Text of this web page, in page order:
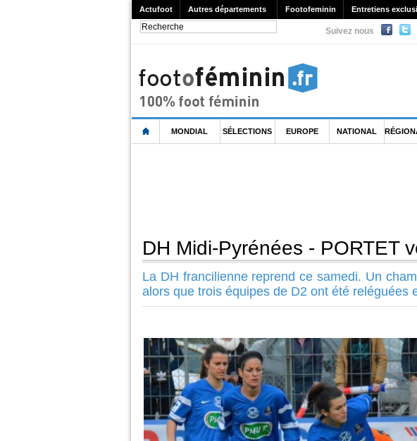
Actufoot Autres départements Footofeminin Entretiens
Suivez nous
MONDIAL SÉLECTIONS EUROPE NATIONAL
DH Midi-Pyrénées - PORTET
La DH francilienne reprend ce samedi. Un
alors que trois équipes de D2 ont été reléguées